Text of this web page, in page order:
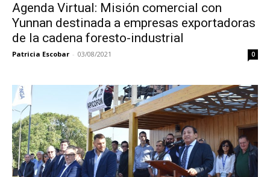
Agenda Virtual: Misión comercial con
Yunnan destinada a empresas exportadoras
de la cadena foresto-industrial
Patricia Escobar - 03/08/2021 0